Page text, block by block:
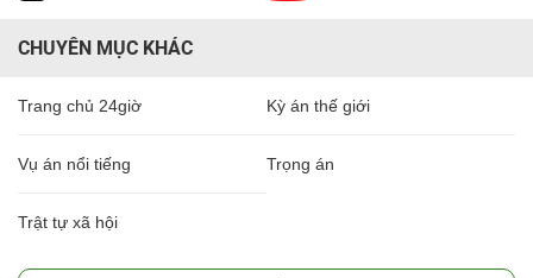
CHUYÊN MỤC KHÁC
Trang chủ 24giờ Kỳ án thế giới
Vụ án nổi tiếng Trọng án
Trật tự xã hội